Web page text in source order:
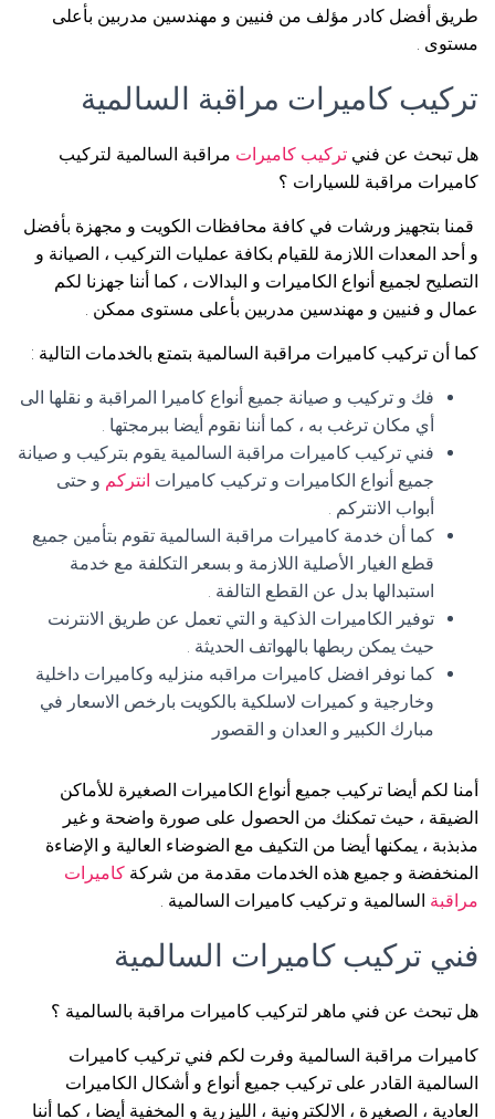
طريق أفضل كادر مؤلف من فنيين و مهندسين مدربين بأعلى
مستوى .
تركيب كاميرات مراقبة السالمية
هل تبحث عن فني تركيب كاميرات مراقبة السالمية لتركيب
كاميرات مراقبة للسيارات ؟
قمنا بتجهيز ورشات في كافة محافظات الكويت و مجهزة بأفضل
و أحد المعدات اللازمة للقيام بكافة عمليات التركيب ، الصيانة و
التصليح لجميع أنواع الكاميرات و البدالات ، كما أننا جهزنا لكم
عمال و فنيين و مهندسين مدربين بأعلى مستوى ممكن .
كما أن تركيب كاميرات مراقبة السالمية بتمتع بالخدمات التالية :
فك و تركيب و صيانة جميع أنواع كاميرا المراقبة و نقلها الى
أي مكان ترغب به ، كما أننا نقوم أيضا ببرمجتها .
فني تركيب كاميرات مراقبة السالمية يقوم بتركيب و صيانة
جميع أنواع الكاميرات و تركيب كاميرات انتركم و حتى
أبواب الانتركم .
كما أن خدمة كاميرات مراقبة السالمية تقوم بتأمين جميع
قطع الغيار الأصلية اللازمة و بسعر التكلفة مع خدمة
استبدالها بدل عن القطع التالفة .
توفير الكاميرات الذكية و التي تعمل عن طريق الانترنت
حيث يمكن ربطها بالهواتف الحديثة .
كما نوفر افضل كاميرات مراقبه منزليه وكاميرات داخلية
وخارجية و كميرات لاسلكية بالكويت بارخص الاسعار في
مبارك الكبير و العدان و القصور
أمنا لكم أيضا تركيب جميع أنواع الكاميرات الصغيرة للأماكن
الضيقة ، حيث تمكنك من الحصول على صورة واضحة و غير
مذبذبة ، يمكنها أيضا من التكيف مع الضوضاء العالية و الإضاءة
المنخفضة و جميع هذه الخدمات مقدمة من شركة كاميرات
مراقبة السالمية و تركيب كاميرات السالمية .
فني تركيب كاميرات السالمية
هل تبحث عن فني ماهر لتركيب كاميرات مراقبة بالسالمية ؟
كاميرات مراقبة السالمية وفرت لكم فني تركيب كاميرات
السالمية القادر على تركيب جميع أنواع و أشكال الكاميرات
العادية ، الصغيرة ، الالكترونية ، الليزرية و المخفية أيضا ، كما أننا